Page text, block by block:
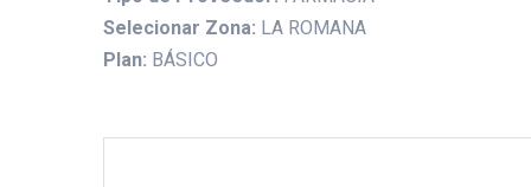
Selecionar Zona: LA ROMANA
Plan: BÁSICO